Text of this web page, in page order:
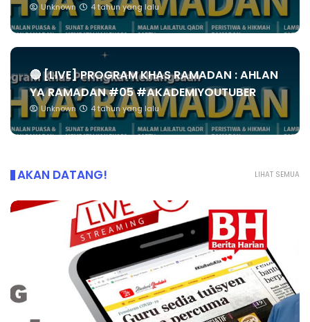
Unknown 4 tahun yang lalu
🔴 [LIVE] PROGRAM KHAS RAMADAN : AHLAN
YA RAMADAN #05 #AKADEMIYOUTUBER
Unknown 4 tahun yang lalu
LIHAT SEMUA
AKAN DATANG!